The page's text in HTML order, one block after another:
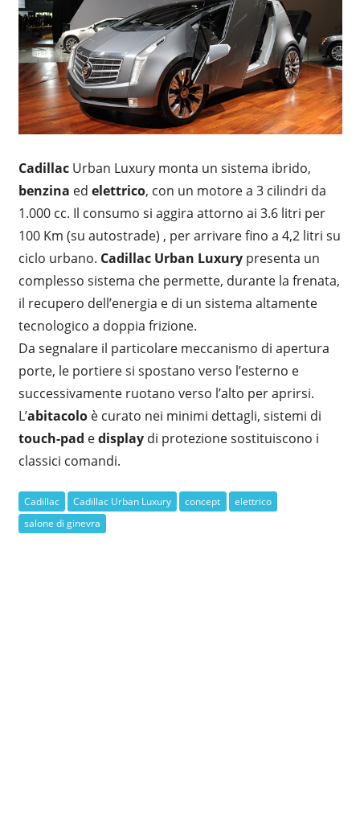
Cadillac Urban Luxury monta un sistema ibrido,
benzina ed elettrico, con un motore a 3 cilindri da
1.000 cc. Il consumo si aggira attorno ai 3.6 litri per
100 Km (su autostrade) , per arrivare fino a 4,2 litri su
ciclo urbano. Cadillac Urban Luxury presenta un
complesso sistema che permette, durante la frenata,
il recupero dell’energia e di un sistema altamente
tecnologico a doppia frizione.
Da segnalare il particolare meccanismo di apertura
porte, le portiere si spostano verso l’esterno e
successivamente ruotano verso l’alto per aprirsi.
L’abitacoloè curato nei minimi dettagli, sistemi di
touch-pad edisplay di protezione sostituiscono i
classici comandi.
Cadillac Cadillac Urban Luxury concept
elettrico
salone di ginevra